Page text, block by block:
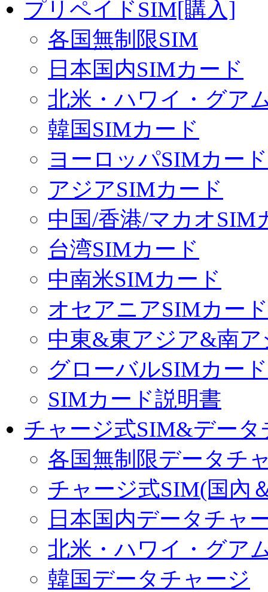
プリペイドSIM[購入]
各国無制限SIM
日本国内SIMカード
北米・ハワイ・グア
韓国SIMカード
ヨーロッパSIMカード
アジアSIMカード
中国/香港/マカオSIM
台湾SIMカード
中南米SIMカード
オセアニアSIMカード
中東&東アジア&南
グローバルSIMカード
SIMカード説明書
チャージ式SIM&デー
各国無制限データチ
チャージ式SIM(国內
日本国内データチャ
北米・ハワイ・グア
韓国データチャージ